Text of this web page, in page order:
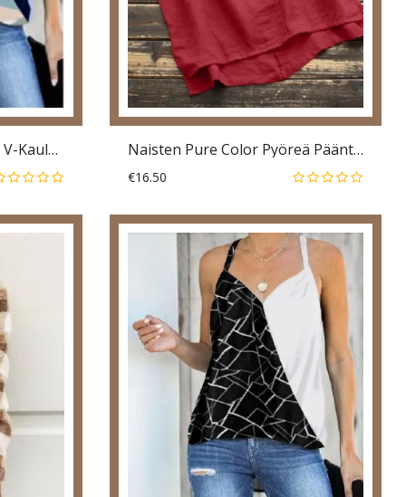
Geometrinen Printtiriimu V-Kaula-Aukko Hihaton Rento Cami Naisten Pure Color Pyöreä Pääntie Korkea Matala Helma Rennot Hihattomat Puserot
€16.50